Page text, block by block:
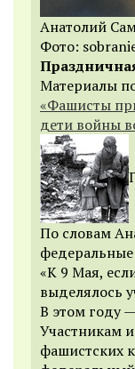
Анатолий
Фото:
Материалы
«Фашисты
дети войны
По словам
«К 9 Мая,
выделялось
В этом году
Участникам
фашистских